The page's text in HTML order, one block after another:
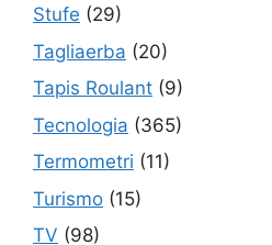
Stufe (29)
Tagliaerba (20)
Tapis Roulant (9)
Tecnologia (365)
Termometri (11)
Turismo (15)
TV (98)